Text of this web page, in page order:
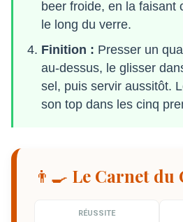
beer froide, en la faisant
le long du verre.
Finition : Presser un
au-dessus, le glisser
sel, puis servir aussitôt.
son top dans les cinq
👨‍🍳 Le Carnet du
RÉUSSITE